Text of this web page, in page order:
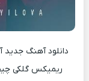
ریمیکس گلکی